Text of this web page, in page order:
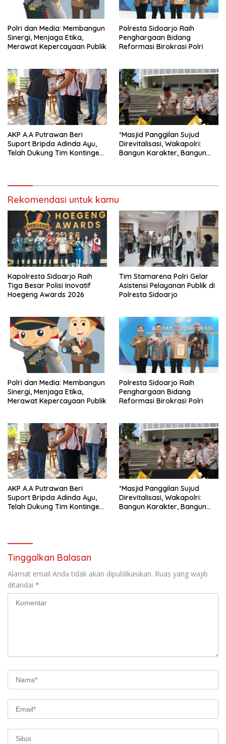
Polri dan Media: Membangun
Sinergi, Menjaga Etika,
Merawat Kepercayaan Publik
Polresta Sidoarjo Raih
Penghargaan Bidang
Reformasi Birokrasi Polri
AKP A.A Putrawan Beri
Suport Bripda Adinda Ayu,
Telah Dukung Tim Kontingen
*Masjid Panggilan Sujud
Direvitalisasi, Wakapolri:
Bangun Karakter, Bangun
Rekomendasi untuk kamu
Kapolresta Sidoarjo Raih
Tiga Besar Polisi Inovatif
Hoegeng Awards 2026
Tim Stamarena Polri Gelar
Asistensi Pelayanan Publik di
Polresta Sidoarjo
Polri dan Media: Membangun
Sinergi, Menjaga Etika,
Merawat Kepercayaan Publik
Polresta Sidoarjo Raih
Penghargaan Bidang
Reformasi Birokrasi Polri
AKP A.A Putrawan Beri
Suport Bripda Adinda Ayu,
Telah Dukung Tim Kontingen
*Masjid Panggilan Sujud
Direvitalisasi, Wakapolri:
Bangun Karakter, Bangun
Tinggalkan Balasan
Alamat email Anda tidak akan dipublikasikan. Ruas yang wajib
ditandai *